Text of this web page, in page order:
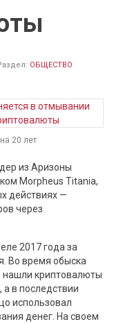
ОБЩЕСТВО
20 лет
из Аризоны
Morpheus Titania,
действиях —
через
2017 года за
Во время обыска
нашли криптовалюты
в последствии
использовал
денег. На своем